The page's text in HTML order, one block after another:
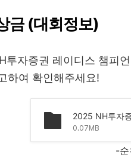
금 (대회정보)
투자증권 레이디스 챔피
하여 확인해주세요!
0.07MB
-